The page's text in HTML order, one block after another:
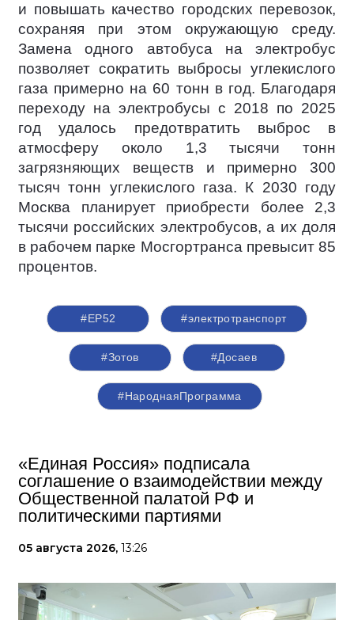
и повышать качество городских перевозок,
сохраняя при этом окружающую среду.
Замена одного автобуса на электробус
позволяет сократить выбросы углекислого
газа примерно на 60 тонн в год. Благодаря
переходу на электробусы с 2018 по 2025
год удалось предотвратить выброс в
атмосферу около 1,3 тысячи тонн
загрязняющих веществ и примерно 300
тысяч тонн углекислого газа. К 2030 году
Москва планирует приобрести более 2,3
тысячи российских электробусов, а их доля
в рабочем парке Мосгортранса превысит 85
процентов.
#ЕР52 #электротранспорт
#Зотов #Досаев
#НароднаяПрограмма
«Единая Россия» подписала
соглашение о взаимодействии между
Общественной палатой РФ и
политическими партиями
05 августа 2026, 13:26